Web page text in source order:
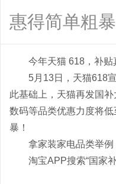
惠得简单粗
今年天猫 618，补贴
5月13日，天猫618
此基础上，天猫再发国
数码等品类优惠力度将
暴！
拿家装家电品类举例
淘宝APP搜索“国家